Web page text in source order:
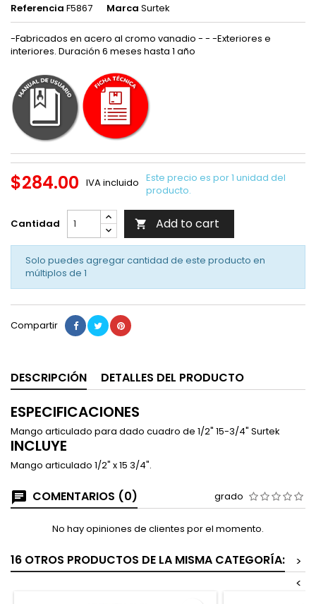
Referencia F5867 Marca Surtek
-Fabricados en acero al cromo vanadio - - -Exteriores e
interiores. Duración 6 meses hasta 1 año
$284.00 IVA incluido Este precio es por 1 unidad del
producto.
Cantidad  Add to cart
Solo puedes agregar cantidad de este producto en
múltiplos de 1
Compartir
DESCRIPCIÓN DETALLES DEL PRODUCTO
ESPECIFICACIONES
Mango articulado para dado cuadro de 1/2" 15-3/4" Surtek
INCLUYE
Mango articulado 1/2" x 15 3/4".
COMENTARIOS (0) grado
No hay opiniones de clientes por el momento.
16 OTROS PRODUCTOS DE LA MISMA CATEGORÍA:
>
<